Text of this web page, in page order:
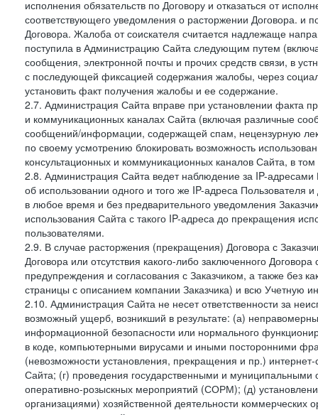
исполнения обязательств по Договору и отказаться от
соответствующего уведомления о расторжении Договора. и
Договора. Жалоба от соискателя считается надлежаще
поступила в Администрацию Сайта следующим путем
сообщения, электронной почты и прочих средств связи, в
с последующей фиксацией содержания жалобы, через
установить факт получения жалобы и ее содержание.
2.7. Администрация Сайта вправе при установлении факта
и коммуникационных каналах Сайта (включая различные
сообщений/информации, содержащей спам, нецензурную
по своему усмотрению блокировать возможность
консультационных и коммуникационных каналов Сайта, в
2.8. Администрация Сайта ведет наблюдение за IP-
об использовании одного и того же IP-адреса Пользователя
в любое время и без предварительного уведомления
использования Сайта с такого IP-адреса до прекращения
пользователями.
2.9. В случае расторжения (прекращения) Договора с
Договора или отсутствия какого-либо заключенного
предупреждения и согласования с Заказчиком, а также без
страницы с описанием компании Заказчика) и всю Учетную
2.10. Администрация Сайта не несет ответственности за
возможный ущерб, возникший в результате: (а)
информационной безопасности или нормального
в коде, компьютерными вирусами и иными посторонними
(невозможности установления, прекращения и пр.)
Сайта; (г) проведения государственными и
оперативно-розыскных мероприятий (СОРМ); (д)
организациями) хозяйственной деятельности коммерческих